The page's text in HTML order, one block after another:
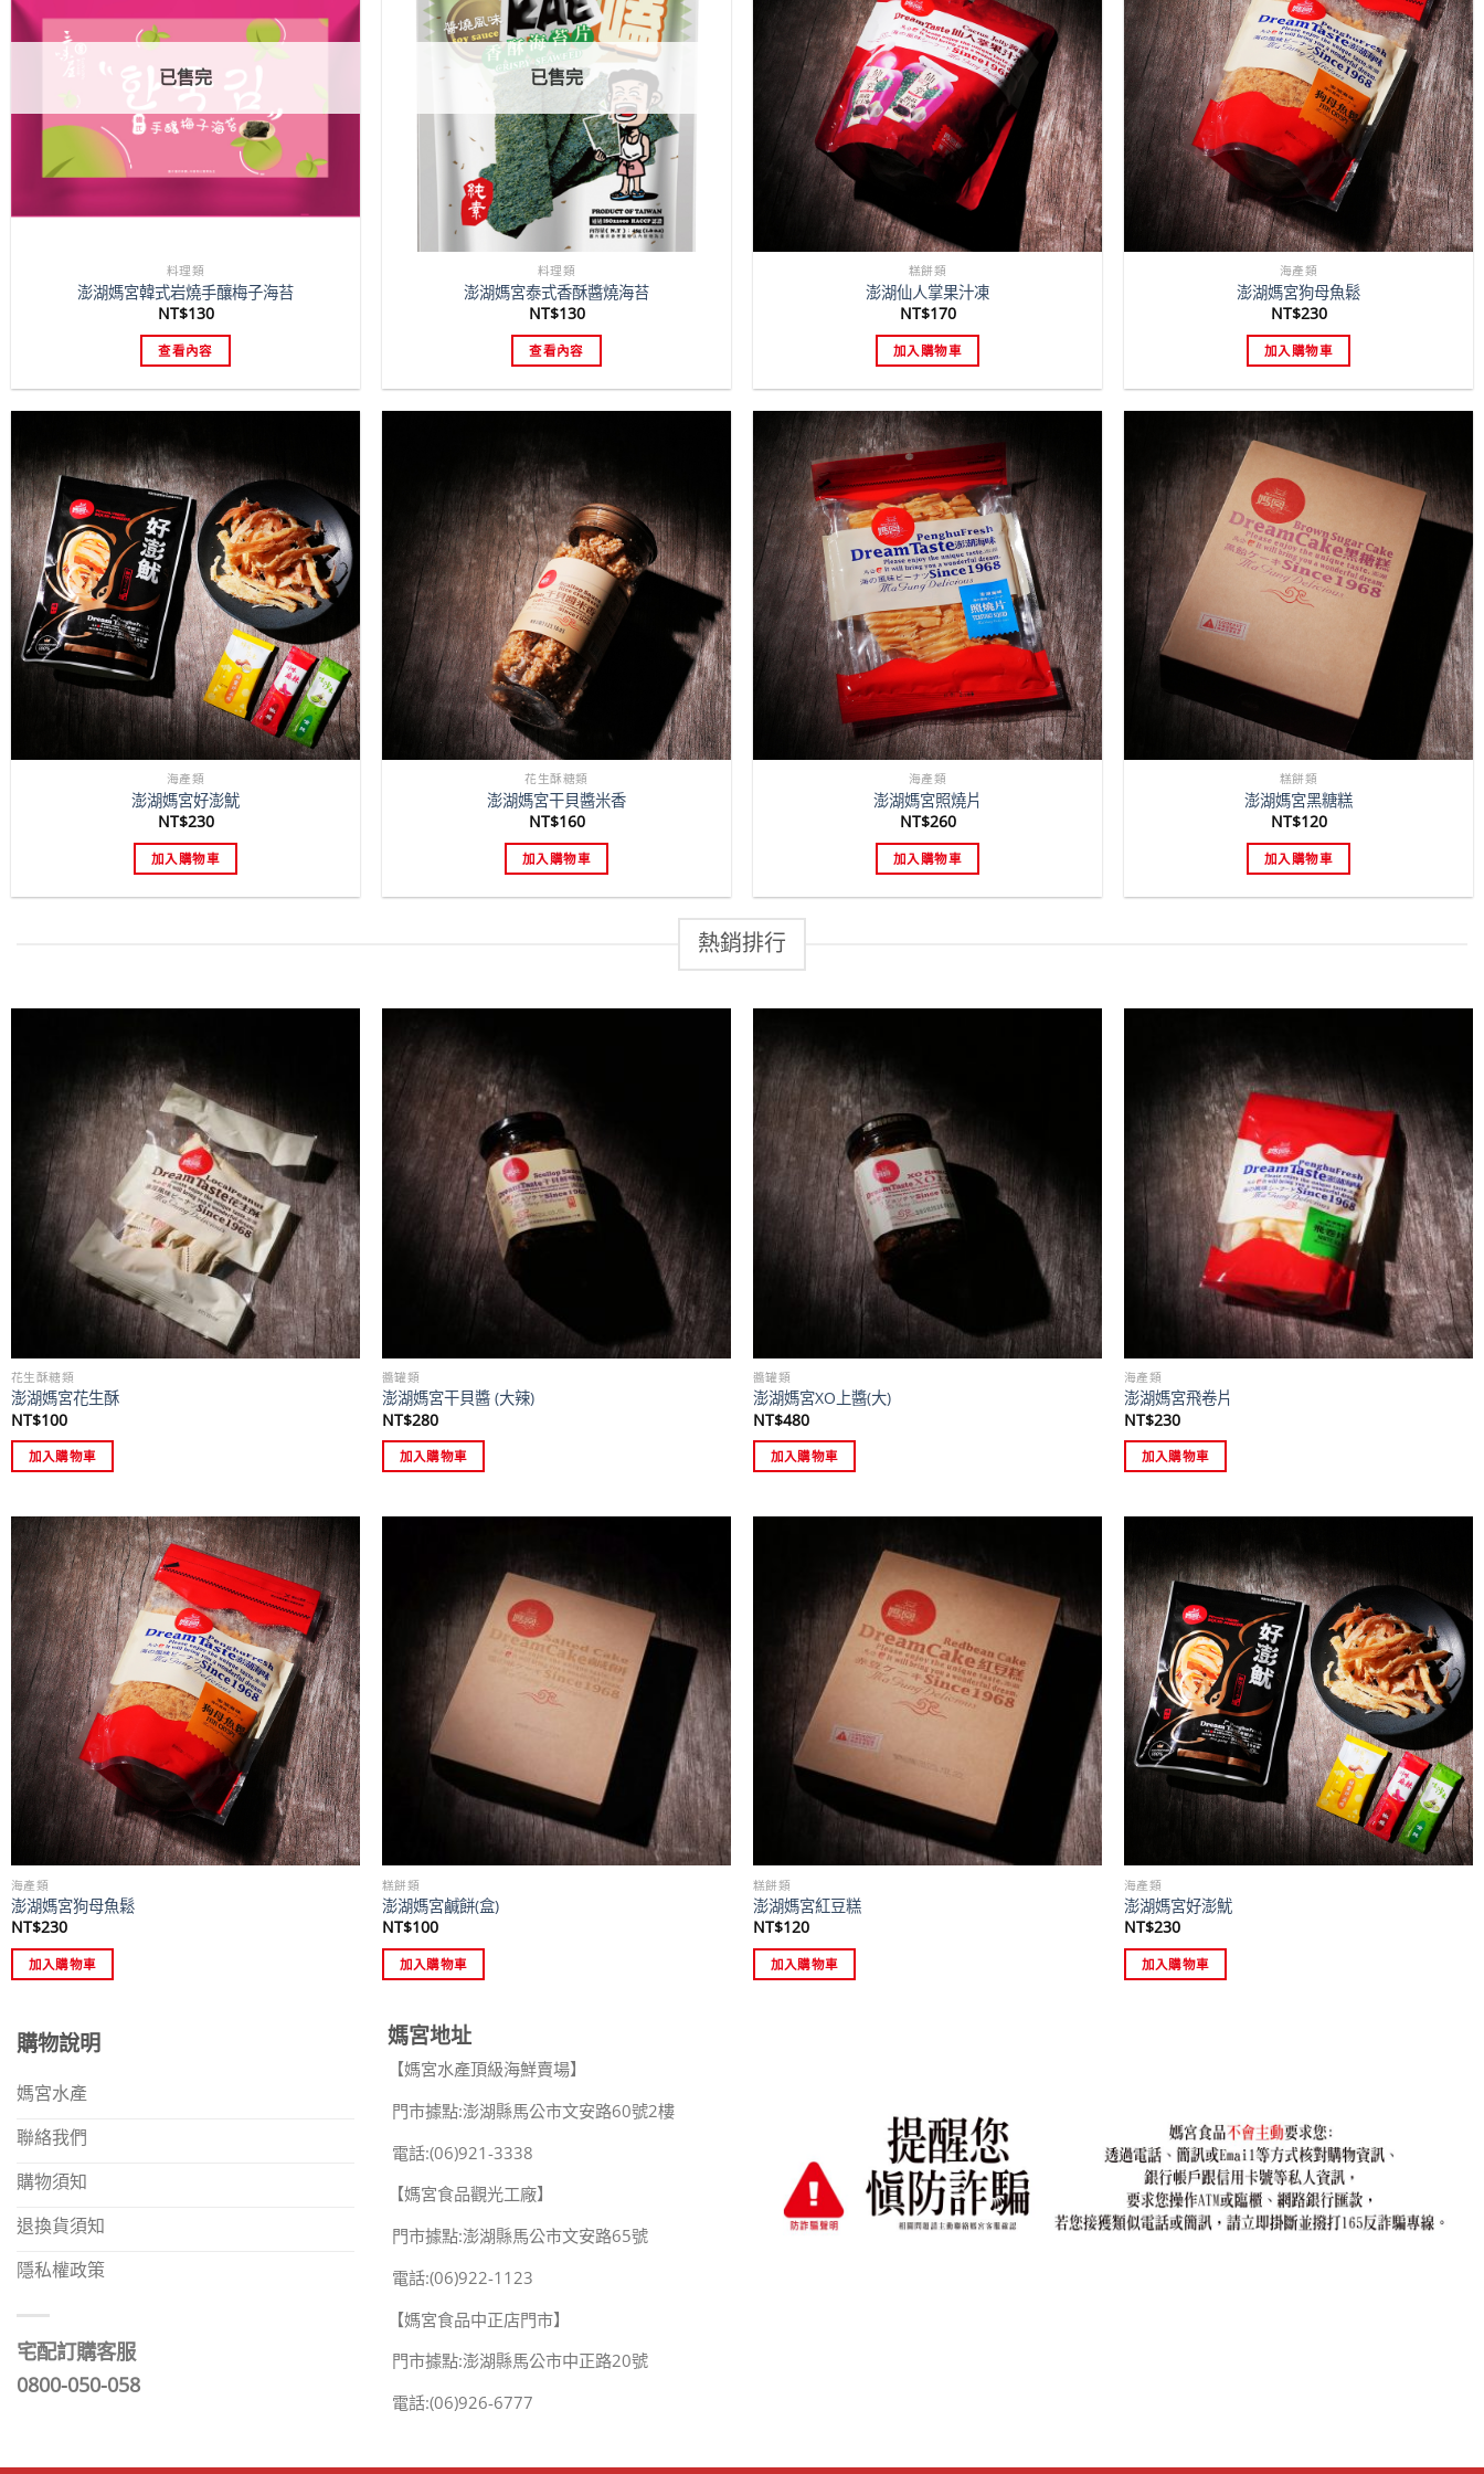
已售完
料理類
澎湖媽宮韓式岩燒手釀梅子海苔
NT$130
查看內容
已售完
料理類
澎湖媽宮泰式香酥醬燒海苔
NT$130
查看內容
糕餅類
澎湖仙人掌果汁凍
NT$170
加入購物車
海產類
澎湖媽宮狗母魚鬆
NT$230
加入購物車
海產類
澎湖媽宮好澎魷
NT$230
加入購物車
花生酥糖類
澎湖媽宮干貝醬米香
NT$160
加入購物車
海產類
澎湖媽宮照燒片
NT$260
加入購物車
糕餅類
澎湖媽宮黑糖糕
NT$120
加入購物車
熱銷排行
花生酥糖類
澎湖媽宮花生酥
NT$100
加入購物車
醬罐類
澎湖媽宮干貝醬 (大辣)
NT$280
加入購物車
醬罐類
澎湖媽宮XO上醬(大)
NT$480
加入購物車
海產類
澎湖媽宮飛卷片
NT$230
加入購物車
海產類
澎湖媽宮狗母魚鬆
NT$230
加入購物車
糕餅類
澎湖媽宮鹹餅(盒)
NT$100
加入購物車
糕餅類
澎湖媽宮紅豆糕
NT$120
加入購物車
海產類
澎湖媽宮好澎魷
NT$230
加入購物車
購物說明
媽宮水產
聯絡我們
購物須知
退換貨須知
隱私權政策
宅配訂購客服
0800-050-058
媽宮地址
【媽宮水產頂級海鮮賣場】
門市據點:澎湖縣馬公市文安路60號2樓
電話:(06)921-3338
【媽宮食品觀光工廠】
門市據點:澎湖縣馬公市文安路65號
電話:(06)922-1123
【媽宮食品中正店門市】
門市據點:澎湖縣馬公市中正路20號
電話:(06)926-6777